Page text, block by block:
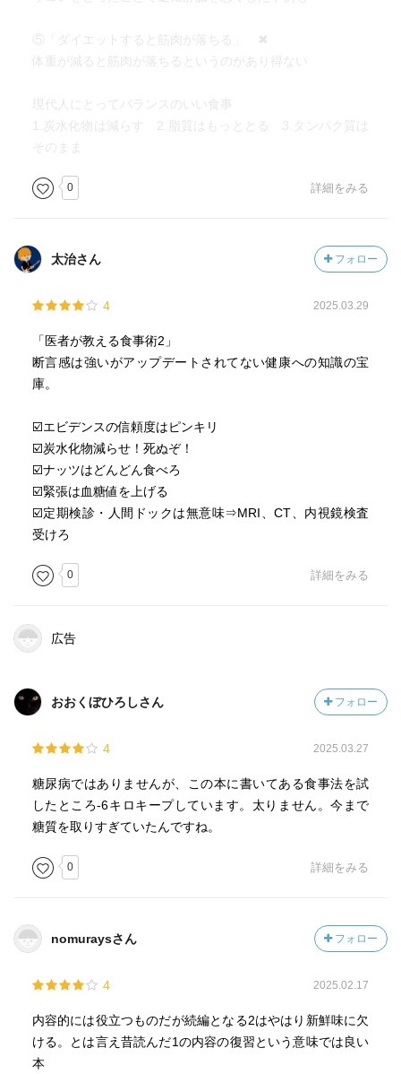
は糖質多いので注意）
卵は生卵がおススメ オーガニック飼料使用なら６個入り
明太子 赤をはっきり出すために亜硝酸ナトリウム・塩分
葉物野菜（ほうれん草、小松菜、モロヘイヤ…）
果菜（トマト、ナス、キュウリ、オクラ、ズッキー
ニ…） 皮を剥かず丸ごと食べる
アブラナ科の野菜 ブロッコリー、カリフラワー、カブ、
大根、キャベツ、白菜、チンゲンサイ…生野菜ならなお良
い
海藻〇 味付け海苔・韓国のり× きくらげ〇
ナチュラルチーズ モッツアレラ
ヨーグルトは１日100ｇから200ｇで十分 低脂肪をセール
木綿豆腐と納豆は最高 納豆は夕食
枝豆（フライパンで蒸し焼き）☆電子レンジは有効か？
糖、添加物多
オリーブオイル ギリシャ人24Ｌ/年 スペイン人14Ｌ/年
食パンよりクロワッサン→たくさんのバターが使われてお
り血糖値が上がりにくい
夕食には一切炭水化物を摂らないが理想
パスタなら冷製パスタ
長生きに最も必要なものは知性 仕事で成功するよりも、
鉄鍋はＯK（鉄は過剰なら排出される） アルミ鍋は×（体
内に蓄積・脳への蓄積はアルツハイマーの原因）
⑤「ダイエットすると筋肉が落ちる」 ✖
体重が減ると筋肉が落ちるというのがあり得ない
現代人にとってバランスのいい食事
1.炭水化物は減らす 2.脂質はもっととる 3.タンパク質は
そのまま
0 詳細をみる
太治さん フォロー
4 2025.03.29
「医者が教える食事術2」
断言感は強いがアップデートされてない健康への知識の宝
庫。
☑️エビデンスの信頼度はピンキリ
☑️炭水化物減らせ！死ぬぞ！
☑️ナッツはどんどん食べろ
☑️緊張は血糖値を上げる
☑️定期検診・人間ドックは無意味⇒MRI、CT、内視鏡検査
受けろ
0 詳細をみる
広告
おおくぼひろしさん フォロー
4 2025.03.27
糖尿病ではありませんが、この本に書いてある食事法を試
したところ-6キロキープしています。太りません。今まで
糖質を取りすぎていたんですね。
0 詳細をみる
nomuraysさん フォロー
4 2025.02.17
内容的には役立つものだが続編となる2はやはり新鮮味に欠
ける。とは言え昔読んだ1の内容の復習という意味では良い
本